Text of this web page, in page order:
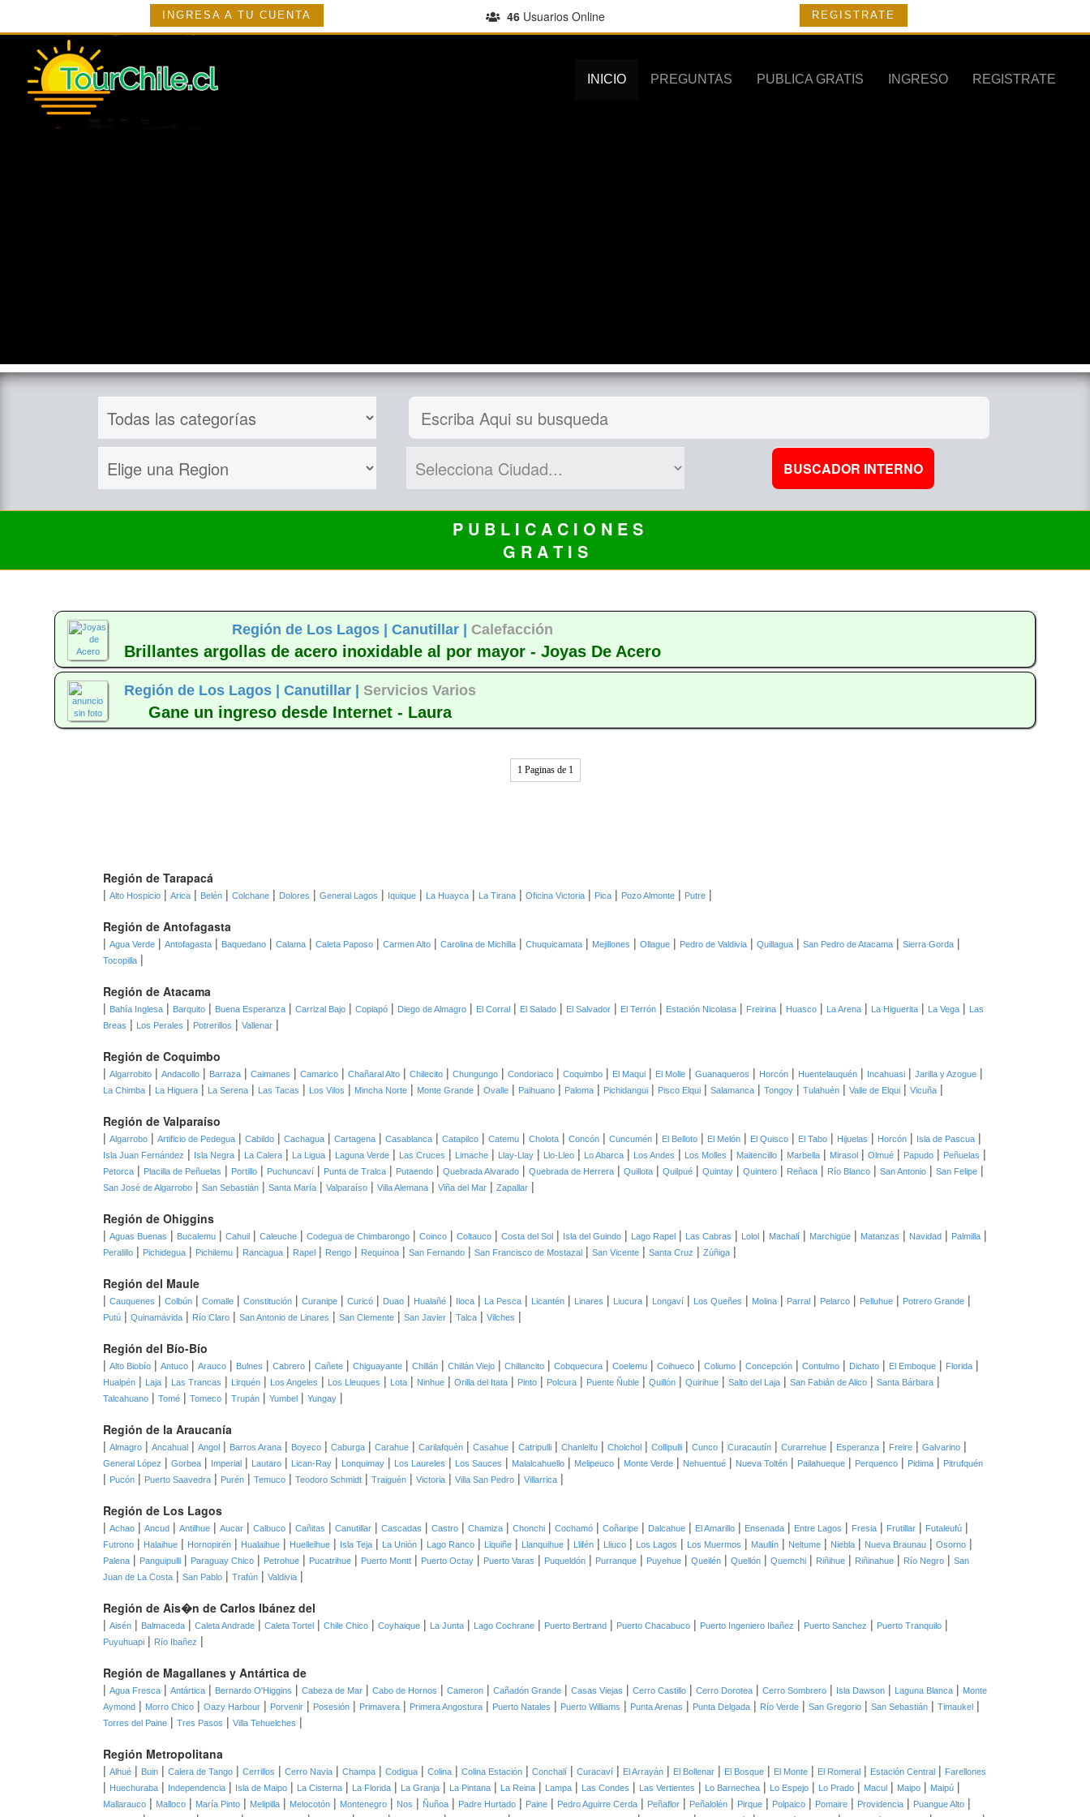
INGRESA A TU CUENTA 46Usuarios Online REGISTRATE
INICIO PREGUNTAS PUBLICA GRATIS INGRESO REGISTRATE
P U B L I C A C I O N E S
G R A T I S
Región de Los Lagos |Canutillar |Calefacción
Brillantes argollas de acero inoxidable al por mayor - Joyas De Acero
Región de Los Lagos |Canutillar | Servicios Varios
Gane un ingreso desde Internet - Laura
1 Paginas de 1
Región de Tarapacá
| Alto Hospicio | Arica | Belén | Colchane | Dolores | General Lagos | Iquique | La Huayca | La Tirana | Oficina Victoria | Pica | Pozo Almonte | Putre |
Región de Antofagasta
| Agua Verde | Antofagasta | Baquedano | Calama | Caleta Paposo | Carmen Alto | Carolina de Michilla | Chuquicamata | Mejillones | Ollague | Pedro de Valdivia | Quillagua | San Pedro de Atacama | Sierra Gorda |
Tocopilla |
Región de Atacama
| Bahía Inglesa | Barquito | Buena Esperanza | Carrizal Bajo | Copiapó | Diego de Almagro | El Corral | El Salado | El Salvador | El Terrón | Estación Nicolasa | Freirina | Huasco | La Arena | La Higuerita | La Vega | Las
Breas | Los Perales | Potrerillos | Vallenar |
Región de Coquimbo
| Algarrobito | Andacollo | Barraza | Caimanes | Camarico | Chañaral Alto | Chilecito | Chungungo | Condoriaco | Coquimbo | El Maqui | El Molle | Guanaqueros | Horcón | Huentelauquén | Incahuasi | Jarilla y Azogue |
La Chimba | La Higuera | La Serena | Las Tacas | Los Vilos | Mincha Norte | Monte Grande | Ovalle | Paihuano | Paloma | Pichidangui | Pisco Elqui | Salamanca | Tongoy | Tulahuén | Valle de Elqui | Vicuña |
Región de Valparaíso
| Algarrobo | Artificio de Pedegua | Cabildo | Cachagua | Cartagena | Casablanca | Catapilco | Catemu | Cholota | Concón | Cuncumén | El Belloto | El Melón | El Quisco | El Tabo | Hijuelas | Horcón | Isla de Pascua |
Isla Juan Fernández | Isla Negra | La Calera | La Ligua | Laguna Verde | Las Cruces | Limache | Llay-Llay | Llo-Lleo | Lo Abarca | Los Andes | Los Molles | Maitencillo | Marbella | Mirasol | Olmué | Papudo | Peñuelas |
Petorca | Placilla de Peñuelas | Portillo | Puchuncaví | Punta de Tralca | Putaendo | Quebrada Alvarado | Quebrada de Herrera | Quillota | Quilpué | Quintay | Quintero | Reñaca | Río Blanco | San Antonio | San Felipe |
San José de Algarrobo | San Sebastián | Santa María | Valparaíso | Villa Alemana | Viña del Mar | Zapallar |
Región de Ohiggins
| Aguas Buenas | Bucalemu | Cahuil | Caleuche | Codegua de Chimbarongo | Coinco | Coltauco | Costa del Sol | Isla del Guindo | Lago Rapel | Las Cabras | Lolol | Machalí | Marchigüe | Matanzas | Navidad | Palmilla |
Peralillo | Pichidegua | Pichilemu | Rancagua | Rapel | Rengo | Requínoa | San Fernando | San Francisco de Mostazal | San Vicente | Santa Cruz | Zúñiga |
Región del Maule
| Cauquenes | Colbún | Comalle | Constitución | Curanipe | Curicó | Duao | Hualañé | Iloca | La Pesca | Licantén | Linares | Liucura | Longaví | Los Queñes | Molina | Parral | Pelarco | Pelluhue | Potrero Grande |
Putú | Quinamávida | Río Claro | San Antonio de Linares | San Clemente | San Javier | Talca | Vilches |
Región del Bío-Bío
| Alto Biobío | Antuco | Arauco | Bulnes | Cabrero | Cañete | Chiguayante | Chillán | Chillán Viejo | Chillancito | Cobquecura | Coelemu | Coihueco | Coliumo | Concepción | Contulmo | Dichato | El Emboque | Florida |
Hualpén | Laja | Las Trancas | Lirquén | Los Angeles | Los Lleuques | Lota | Ninhue | Orilla del Itata | Pinto | Polcura | Puente Ñuble | Quillón | Quirihue | Salto del Laja | San Fabián de Alico | Santa Bárbara |
Talcahuano | Tomé | Tomeco | Trupán | Yumbel | Yungay |
Región de la Araucanía
| Almagro | Ancahual | Angol | Barros Arana | Boyeco | Caburga | Carahue | Carilafquén | Casahue | Catripulli | Chanlelfu | Cholchol | Collipulli | Cunco | Curacautín | Curarrehue | Esperanza | Freire | Galvarino |
General López | Gorbea | Imperial | Lautaro | Lican-Ray | Lonquimay | Los Laureles | Los Sauces | Malalcahuello | Melipeuco | Monte Verde | Nehuentué | Nueva Toltén | Pailahueque | Perquenco | Pidima | Pitrufquén
| Pucón | Puerto Saavedra | Purén | Temuco | Teodoro Schmidt | Traiguén | Victoria | Villa San Pedro | Villarrica |
Región de Los Lagos
| Achao | Ancud | Antilhue | Aucar | Calbuco | Cañitas | Canutillar | Cascadas | Castro | Chamiza | Chonchi | Cochamó | Coñaripe | Dalcahue | El Amarillo | Ensenada | Entre Lagos | Fresia | Frutillar | Futaleufú |
Futrono | Halaihue | Hornopirén | Hualaihue | Huellelhue | Isla Teja | La Unión | Lago Ranco | Liquiñe | Llanquihue | Llifén | Lliuco | Los Lagos | Los Muermos | Maullín | Neltume | Niebla | Nueva Braunau | Osorno |
Palena | Panguipulli | Paraguay Chico | Petrohue | Pucatrihue | Puerto Montt | Puerto Octay | Puerto Varas | Puqueldón | Purranque | Puyehue | Queilén | Quellón | Quemchi | Riñihue | Riñinahue | Río Negro | San
Juan de La Costa | San Pablo | Trafún | Valdivia |
Región de Ais�n de Carlos Ibánez del
| Aisén | Balmaceda | Caleta Andrade | Caleta Tortel | Chile Chico | Coyhaique | La Junta | Lago Cochrane | Puerto Bertrand | Puerto Chacabuco | Puerto Ingeniero Ibañez | Puerto Sanchez | Puerto Tranquilo |
Puyuhuapi | Río Ibañez |
Región de Magallanes y Antártica de
| Agua Fresca | Antártica | Bernardo O'Higgins | Cabeza de Mar | Cabo de Hornos | Cameron | Cañadón Grande | Casas Viejas | Cerro Castillo | Cerro Dorotea | Cerro Sombrero | Isla Dawson | Laguna Blanca | Monte
Aymond | Morro Chico | Oazy Harbour | Porvenir | Posesión | Primavera | Primera Angostura | Puerto Natales | Puerto Williams | Punta Arenas | Punta Delgada | Río Verde | San Gregorio | San Sebastián | Timaukel |
Torres del Paine | Tres Pasos | Villa Tehuelches |
Región Metropolitana
| Alhué | Buin | Calera de Tango | Cerrillos | Cerro Navia | Champa | Codigua | Colina | Colina Estación | Conchalí | Curacaví | El Arrayán | El Bollenar | El Bosque | El Monte | El Romeral | Estación Central | Farellones
| Huechuraba | Independencia | Isla de Maipo | La Cisterna | La Florida | La Granja | La Pintana | La Reina | Lampa | Las Condes | Las Vertientes | Lo Barnechea | Lo Espejo | Lo Prado | Macul | Maipo | Maipú |
Mallarauco | Malloco | María Pinto | Melipilla | Melocotón | Montenegro | Nos | Ñuñoa | Padre Hurtado | Paine | Pedro Aguirre Cerda | Peñaflor | Peñalolén | Pirque | Polpaico | Pomaire | Providencia | Puangue Alto |